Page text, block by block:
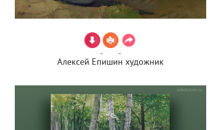
Алексей Епишин художник